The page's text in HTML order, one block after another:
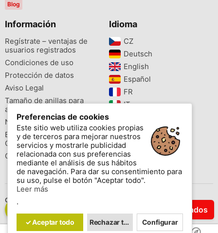
Filtrar Resultados
Blog
Información
Regístrate – ventajas de
usuarios registrados
Condiciones de uso
Protección de datos
Aviso Legal
Tamaño de anillas para
aves
Newsletter
Buscador de especies
Cites
Colores de las anillas
Idioma
CZ‎
Deutsch‎
English‎
Español‎
FR‎
IT‎
PL‎
PT‎
Preferencias de cookies
Este sitio web utiliza cookies propias
y de terceros para mejorar nuestros
servicios y mostrarle publicidad
relacionada con sus preferencias
mediante el análisis de sus hábitos
de navegación. Para dar su consentimiento para
su uso, pulse el botón "Aceptar todo".
Leer más
.
✓ Aceptar todo Rechazar todo Configurar
Contáctenos
Copyright © 2026 www.aviornis.net Tablón de anuncios gratis.